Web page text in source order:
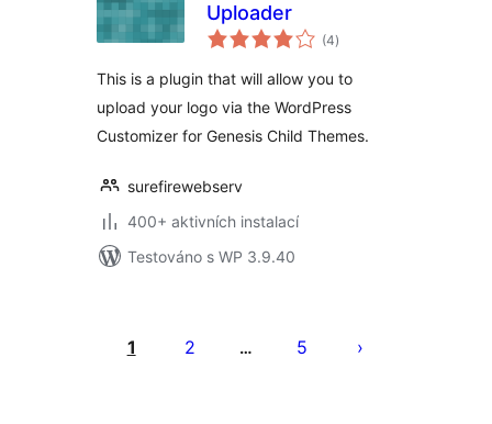
Uploader
(4celkové
hodnocení
)
This is a plugin that will allow you to
upload your logo via the WordPress
Customizer for Genesis Child Themes.
surefirewebserv
400+ aktivních instalací
Testováno s WP 3.9.40
příspěvků
1 2 … 5